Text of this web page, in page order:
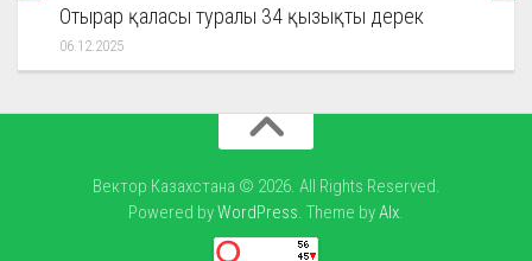
Отырар қаласы туралы 34 қызықты дерек
06.12.2025
Вектор Казахстана © 2026. All Rights Reserved.
Powered byWordPress. Theme byAlx.